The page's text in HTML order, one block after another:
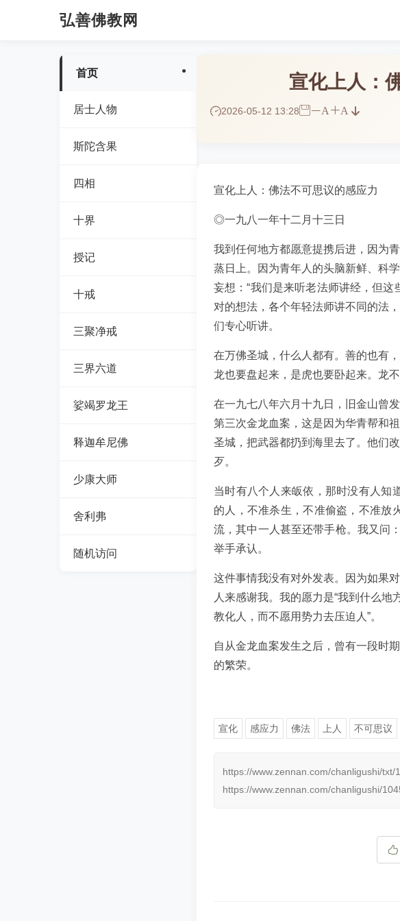
弘善佛教网
首页
居士人物
斯陀含果
四相
十界
授记
十戒
三聚净戒
三界六道
娑竭罗龙王
释迦牟尼佛
少康大师
舍利弗
随机访问
宣化上人：
2026-05-12 13:28 A A
宣化上人：佛法不可思议的感应力
◎一九八一年十二月十三日
我到任何地方都愿意提携后进，因为
蒸日上。因为青年人的头脑新鲜、科
妄想：“我们是来听老法师讲经，但
对的想法，各个年轻法师讲不同的法
们专心听讲。
在万佛圣城，什么人都有。善的也有
龙也要盘起来，是虎也要卧起来。龙
在一九七八年六月十九日，旧金山曾
第三次金龙血案，这是因为华青帮和
圣城，把武器都扔到海里去了。他们
歹。
当时有八个人来皈依，那时没有人知
的人，不准杀生，不准偷盗，不准放
流，其中一人甚至还带手枪。我又问
举手承认。
这件事情我没有对外发表。因为如果
人来感谢我。我的愿力是“我到什么地
教化人，而不愿用势力去压迫人”。
自从金龙血案发生之后，曾有一段时
的繁荣。
宣化 感应力 佛法 上人 不可思议
https://www.zennan.com/chanligushi/txt/
https://www.zennan.com/chanligushi/